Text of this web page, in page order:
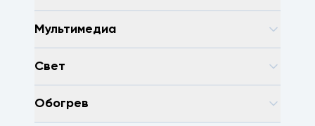
Мультимедиа
Свет
Обогрев